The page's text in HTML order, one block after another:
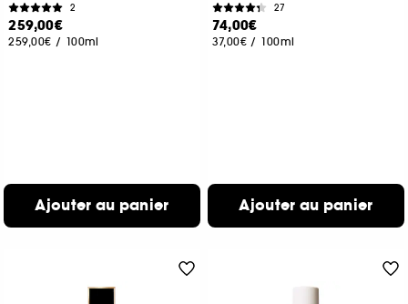
2
259,00€
259,00€ / 100ml
Ajouter au panier
27
74,00€
37,00€ / 100ml
Ajouter au panier